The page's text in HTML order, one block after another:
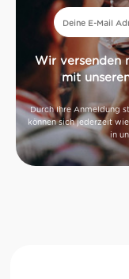
Wir versenden
mit
Durch Ihre Anmeldung
können sich jederzeit
in